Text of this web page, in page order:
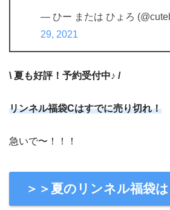
— ひー または ひょろ
29, 2021
\ 夏も好評！予約受付中♪ /
リンネル福袋Cはすでに売り切れ！
急いで〜！！！
＞＞夏のリンネル福袋は